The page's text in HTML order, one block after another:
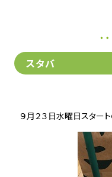
スタバ
９月２３日水曜日スター